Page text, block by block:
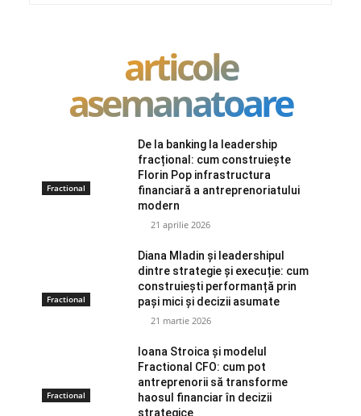
articole
asemanatoare
Fractional
De la banking la leadership
fracțional: cum construiește
Florin Pop infrastructura
financiară a antreprenoriatului
modern
21 aprilie 2026
Fractional
Diana Mladin și leadershipul
dintre strategie și execuție: cum
construiești performanță prin
pași mici și decizii asumate
21 martie 2026
Fractional
Ioana Stroica și modelul
Fractional CFO: cum pot
antreprenorii să transforme
haosul financiar în decizii
strategice